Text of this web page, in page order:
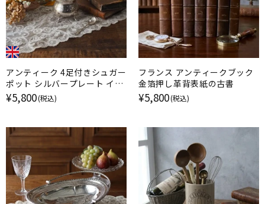
アンティーク 4足付きシュガー
ポット シルバープレート イギ
リス
¥5,800(税込)
フランス アンティークブック
金箔押し革背表紙の古書
¥5,800(税込)